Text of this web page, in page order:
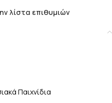
λίστα επιθυμιών
Παιχνίδια